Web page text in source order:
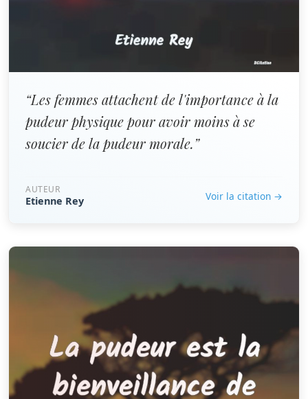
“Les femmes attachent de l'importance à la
pudeur physique pour avoir moins à se
soucier de la pudeur morale.”
AUTEUR
Etienne Rey Voir la citation →